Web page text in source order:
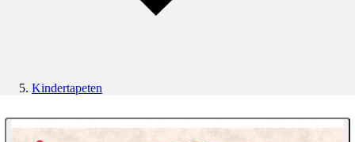
Kindertapeten